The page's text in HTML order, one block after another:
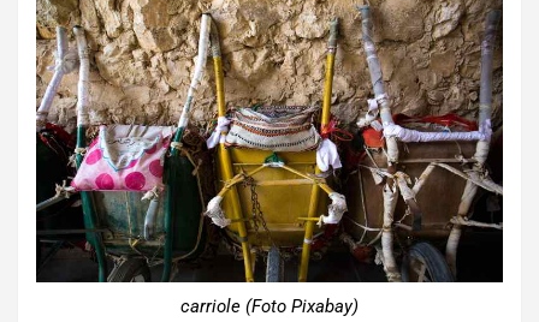
carriole (Foto Pixabay)